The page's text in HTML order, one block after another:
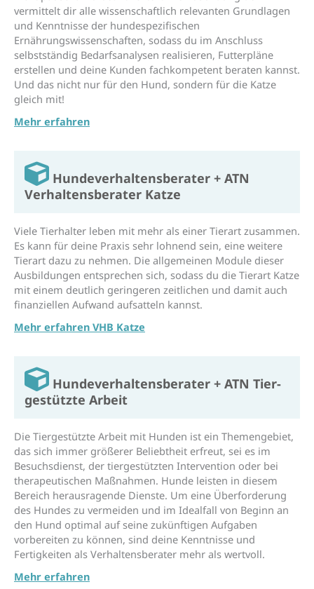
vermittelt dir alle wissenschaftlich relevanten Grundlagen
und Kenntnisse der hundespezifischen
Ernährungswissenschaften, sodass du im Anschluss
selbstständig Bedarfsanalysen realisieren, Futterpläne
erstellen und deine Kunden fachkompetent beraten kannst.
Und das nicht nur für den Hund, sondern für die Katze
gleich mit!
Mehr erfahren
Hunde­verhaltens­berater + ATN
Verhaltens­berater Katze
Viele Tierhalter leben mit mehr als einer Tierart zusammen.
Es kann für deine Praxis sehr lohnend sein, eine weitere
Tierart dazu zu nehmen. Die allgemeinen Module dieser
Ausbildungen entsprechen sich, sodass du die Tierart Katze
mit einem deutlich geringeren zeitlichen und damit auch
finanziellen Aufwand aufsatteln kannst.
Mehr erfahren VHB Katze
Hunde­verhaltens­berater + ATN Tier­
gestützte Arbeit
Die Tiergestützte Arbeit mit Hunden ist ein Themengebiet,
das sich immer größerer Beliebtheit erfreut, sei es im
Besuchsdienst, der tiergestützten Intervention oder bei
therapeutischen Maßnahmen. Hunde leisten in diesem
Bereich herausragende Dienste. Um eine Überforderung
des Hundes zu vermeiden und im Idealfall von Beginn an
den Hund optimal auf seine zukünftigen Aufgaben
vorbereiten zu können, sind deine Kenntnisse und
Fertigkeiten als Verhaltensberater mehr als wertvoll.
Mehr erfahren